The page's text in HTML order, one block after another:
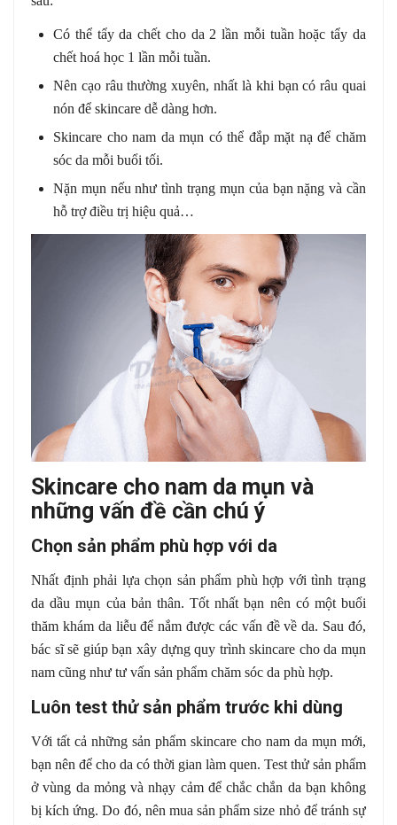
Có thể tẩy da chết cho da 2 lần mỗi tuần hoặc tẩy da
chết hoá học 1 lần mỗi tuần.
Nên cạo râu thường xuyên, nhất là khi bạn có râu quai
nón để skincare dễ dàng hơn.
Skincare cho nam da mụn có thể đắp mặt nạ để chăm
sóc da mỗi buổi tối.
Nặn mụn nếu như tình trạng mụn của bạn nặng và cần
hỗ trợ điều trị hiệu quả…
Skincare cho nam da mụn và
những vấn đề cần chú ý
Chọn sản phẩm phù hợp với da
Nhất định phải lựa chọn sản phẩm phù hợp với tình trạng
da dầu mụn của bản thân. Tốt nhất bạn nên có một buổi
thăm khám da liễu để nắm được các vấn đề về da. Sau đó,
bác sĩ sẽ giúp bạn xây dựng quy trình skincare cho da mụn
nam cũng như tư vấn sản phẩm chăm sóc da phù hợp.
Luôn test thử sản phẩm trước khi dùng
Với tất cả những sản phẩm skincare cho nam da mụn mới,
bạn nên để cho da có thời gian làm quen. Test thử sản phẩm
ở vùng da mỏng và nhạy cảm để chắc chắn da bạn không
bị kích ứng. Do đó, nên mua sản phẩm size nhỏ để tránh sự